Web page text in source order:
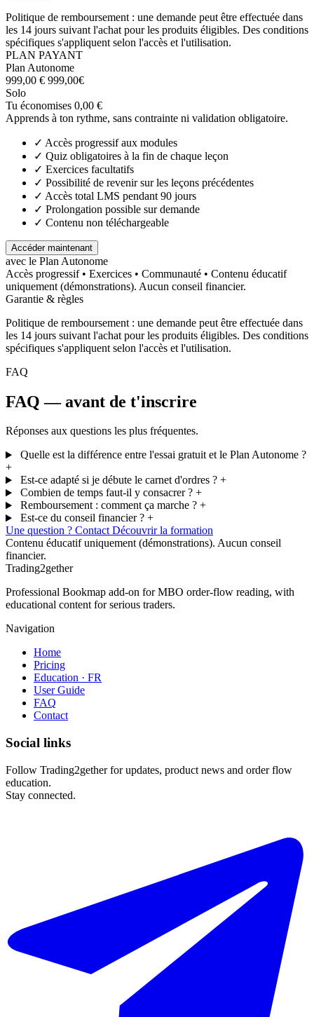
Politique de remboursement : une demande peut être effectuée dans
les 14 jours suivant l'achat pour les produits éligibles. Des conditions
spécifiques s'appliquent selon l'accès et l'utilisation.
PLAN PAYANT
Plan Autonome
999,00 € 999,00€
Solo
Tu économises 0,00 €
Apprends à ton rythme, sans contrainte ni validation obligatoire.
✓ Accès progressif aux modules
✓ Quiz obligatoires à la fin de chaque leçon
✓ Exercices facultatifs
✓ Possibilité de revenir sur les leçons précédentes
✓ Accès total LMS pendant 90 jours
✓ Prolongation possible sur demande
✓ Contenu non téléchargeable
Accéder maintenant
avec le Plan Autonome
Accès progressif • Exercices • Communauté • Contenu éducatif
uniquement (démonstrations). Aucun conseil financier.
Garantie & règles
Politique de remboursement : une demande peut être effectuée dans
les 14 jours suivant l'achat pour les produits éligibles. Des conditions
spécifiques s'appliquent selon l'accès et l'utilisation.
FAQ
FAQ — avant de t'inscrire
Réponses aux questions les plus fréquentes.
Quelle est la différence entre l'essai gratuit et le Plan Autonome ?
+
Est-ce adapté si je débute le carnet d'ordres ? +
Combien de temps faut-il y consacrer ? +
Remboursement : comment ça marche ? +
Est-ce du conseil financier ? +
Une question ? ContactDécouvrir la formation
Contenu éducatif uniquement (démonstrations). Aucun conseil
financier.
Trading2gether
Professional Bookmap add-on for MBO order-flow reading, with
educational content for serious traders.
Navigation
Home
Pricing
Education · FR
User Guide
FAQ
Contact
Social links
Follow Trading2gether for updates, product news and order flow
education.
Stay connected.